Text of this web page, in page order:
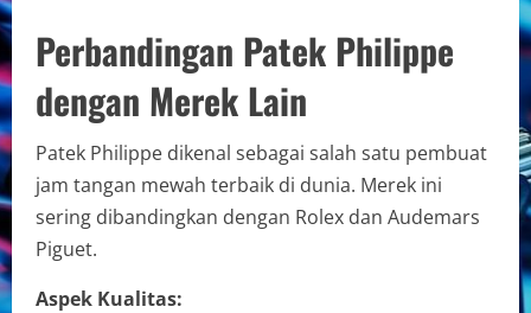
Perbandingan Patek Philippe
dengan Merek Lain
Patek Philippe dikenal sebagai salah satu pembuat
jam tangan mewah terbaik di dunia. Merek ini
sering dibandingkan dengan Rolex dan Audemars
Piguet.
Aspek Kualitas: